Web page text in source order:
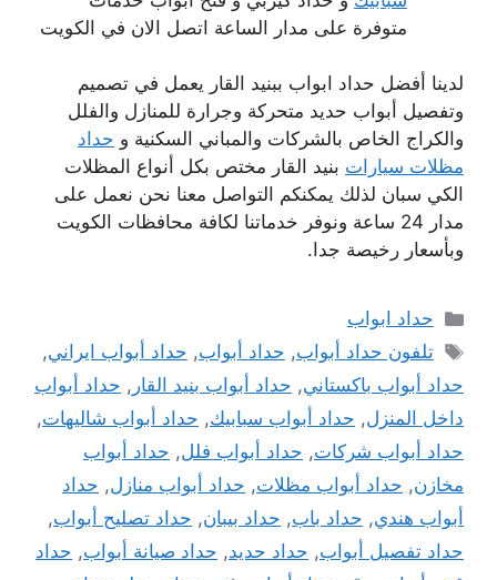
متوفرة على مدار الساعة اتصل الان في الكويت
لدينا أفضل حداد ابواب ببنيد القار يعمل في تصميم
وتفصيل أبواب حديد متحركة وجرارة للمنازل والفلل
والكراج الخاص بالشركات والمباني السكنية و حداد
مظلات سيارات بنيد القار مختص بكل أنواع المظلات
الكي سبان لذلك يمكنكم التواصل معنا نحن نعمل على
مدار 24 ساعة ونوفر خدماتنا لكافة محافظات الكويت
وبأسعار رخيصة جدا.
التصنيفات
حداد ابواب
الوسوم
تلفون حداد أبواب, حداد أبواب, حداد أبواب ايراني,
حداد أبواب باكستاني, حداد أبواب بنيد القار , حداد أبواب
داخل المنزل, حداد أبواب سبابيك, حداد أبواب شاليهات,
حداد أبواب شركات, حداد أبواب فلل, حداد أبواب
مخازن, حداد أبواب مظلات, حداد أبواب منازل, حداد
أبواب هندي, حداد باب, حداد بيبان, حداد تصليح أبواب,
حداد تفصيل أبواب, حداد حديد, حداد صيانة أبواب, حداد